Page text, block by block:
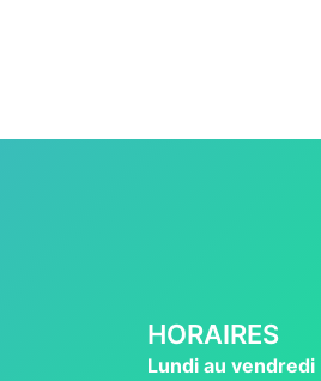
HORAIRES
Lundi au vendredi